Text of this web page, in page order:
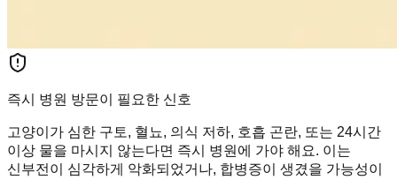
즉시 병원 방문이 필요한 신호
고양이가 심한 구토, 혈뇨, 의식 저하, 호흡 곤란, 또는 24시간
이상 물을 마시지 않는다면 즉시 병원에 가야 해요. 이는
신부전이 심각하게 악화되었거나, 합병증이 생겼을 가능성이